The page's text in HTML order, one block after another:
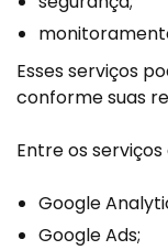
Esses serviços
conforme suas
Entre os
Google
Google Ads;